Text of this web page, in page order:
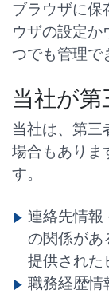
ブラウザに保
ウザの設定か
つでも管理で
当社が
当社は、第三
場合もありま
す。
連絡先情報
の関係があ
提供された
職務経歴情